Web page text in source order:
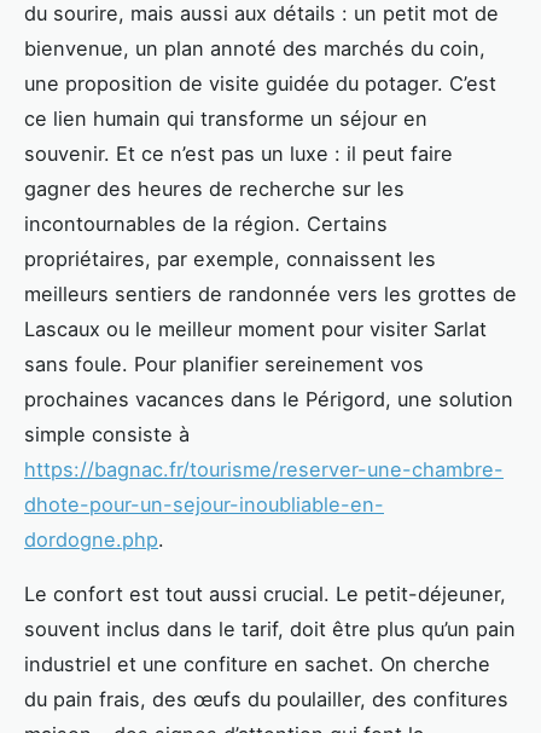
du sourire, mais aussi aux détails : un petit mot de
bienvenue, un plan annoté des marchés du coin,
une proposition de visite guidée du potager. C’est
ce lien humain qui transforme un séjour en
souvenir. Et ce n’est pas un luxe : il peut faire
gagner des heures de recherche sur les
incontournables de la région. Certains
propriétaires, par exemple, connaissent les
meilleurs sentiers de randonnée vers les grottes de
Lascaux ou le meilleur moment pour visiter Sarlat
sans foule. Pour planifier sereinement vos
prochaines vacances dans le Périgord, une solution
simple consiste à
https://bagnac.fr/tourisme/reserver-une-chambre-
dhote-pour-un-sejour-inoubliable-en-
dordogne.php.
Le confort est tout aussi crucial. Le petit-déjeuner,
souvent inclus dans le tarif, doit être plus qu’un pain
industriel et une confiture en sachet. On cherche
du pain frais, des œufs du poulailler, des confitures